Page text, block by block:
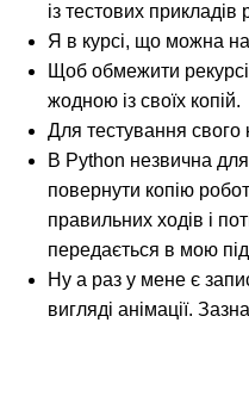
із тестових
Я в курсі, що можна
Щоб обмежити
жодною із своїх копій.
Для тестування свого
В Python незвична
повернути копію
правильних ходів і
передається в мою
Ну а раз у мене є
вигляді анімації.